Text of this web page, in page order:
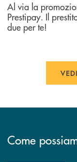
Al via la
Prestipay. Il
due per te!
Come